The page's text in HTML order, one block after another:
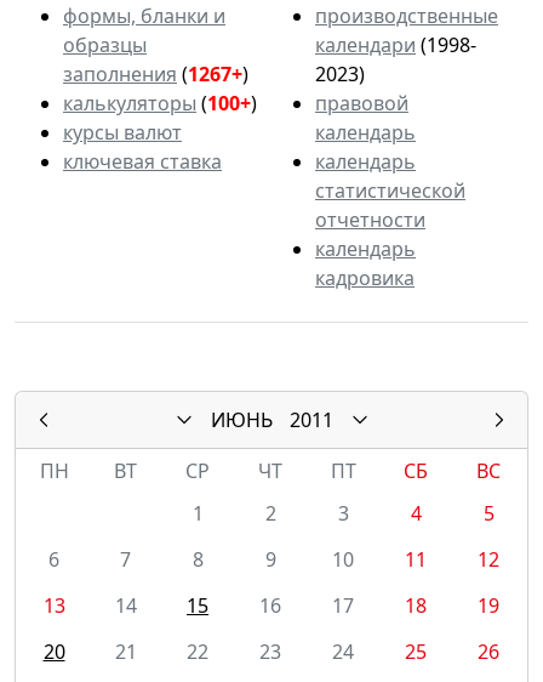
формы, бланки и
образцы
заполнения (1267+)
калькуляторы (100+)
курсы валют
ключевая ставка
производственные
календари (1998-
2023)
правовой
календарь
календарь
статистической
отчетности
календарь
кадровика
ИЮНЬ
2011
ПН
ВТ СР ЧТ ПТ СБ
ВС
1
2 3 4
5
6
7 8 9 10 11
12
13
14 15 16 17 18
19
20
21 22 23 24 25
26